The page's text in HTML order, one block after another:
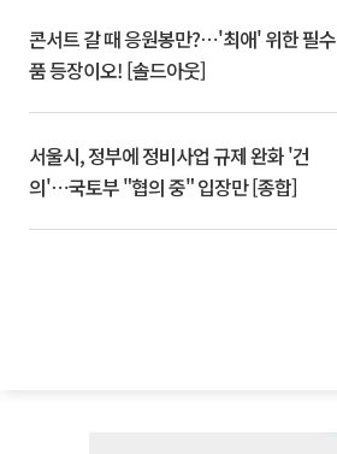
콘서트 갈 때 응원봉만?⋯'최애' 위한 필수
품 등장이오! [솔드아웃]
서울시, 정부에 정비사업 규제 완화 '건
의'⋯국토부 "협의 중" 입장만 [종합]